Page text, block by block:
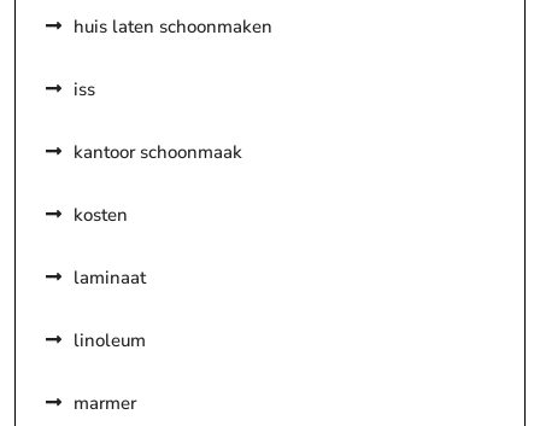
huis laten schoonmaken
iss
kantoor schoonmaak
kosten
laminaat
linoleum
marmer